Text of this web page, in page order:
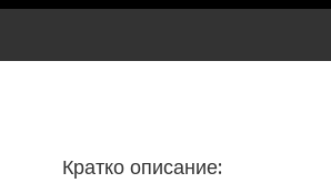
Кратко описание: